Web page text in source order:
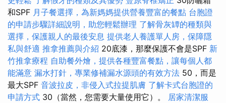
和SPF 月子餐選擇，為新媽媽提供營養豐富的餐點 台胞證
的申請步驟詳細說明，助您輕鬆辦理 了解骨灰罈的種類與
選擇，保護親人的最後安息 提供老人養護單人房，保障隱
私與舒適 推拿推薦與介紹 20底漆，那麼保護不會是SPF 新
竹推拿療程 自助餐外燴，提供各種豐富餐點，讓每個人都
能滿意 漏水打針，專業修補漏水源頭的有效方法 50，而是
最大SPF 音波拉皮，非侵入式拉提肌膚 了解卡式台胞證的
申請方式 30（當然，您需要大量使用它）。 居家清潔服